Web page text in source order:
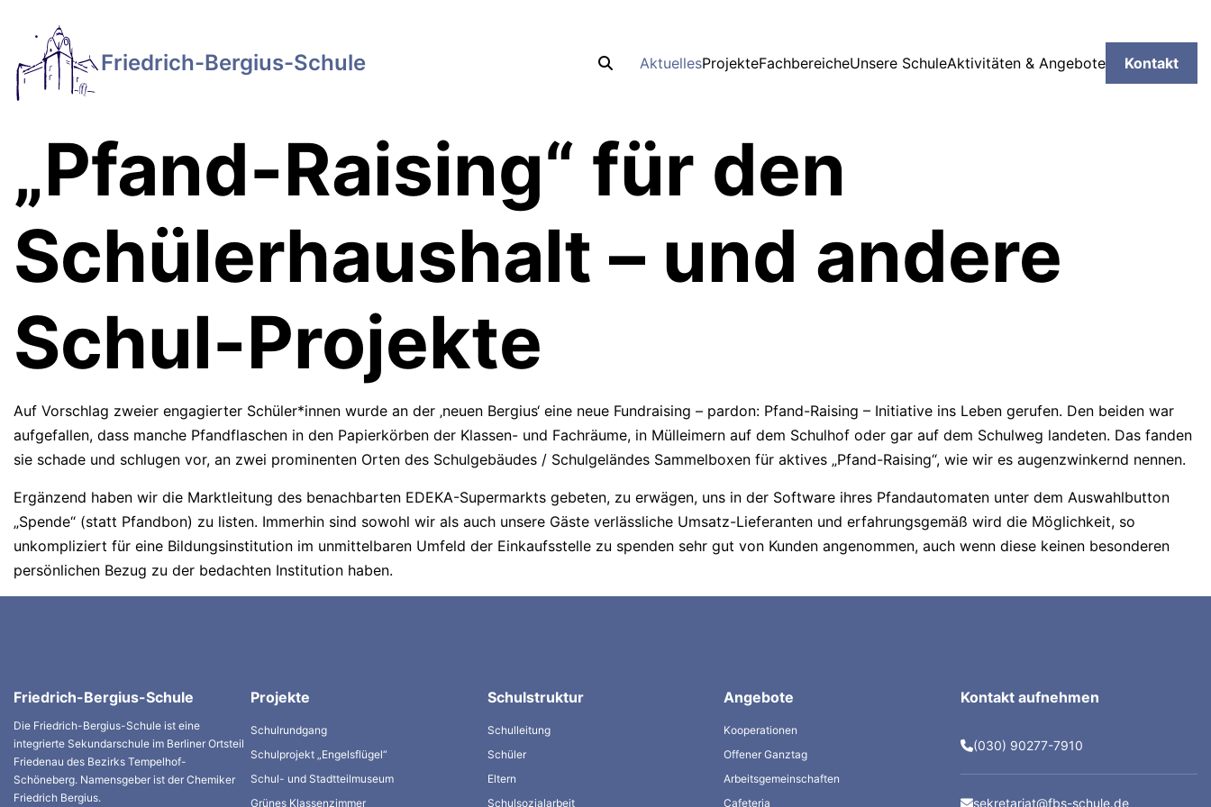
Friedrich-Bergius-Schule AktuellesProjekteFachbereicheUnsere SchuleAktivitäten & Angebote Kontakt
„Pfand-Raising“ für den
Schülerhaushalt – und andere
Schul-Projekte
Auf Vorschlag zweier engagierter Schüler*innen wurde an der ‚neuen Bergius‘ eine neue Fundraising – pardon: Pfand-Raising – Initiative ins Leben gerufen. Den beiden war
aufgefallen, dass manche Pfandflaschen in den Papierkörben der Klassen- und Fachräume, in Mülleimern auf dem Schulhof oder gar auf dem Schulweg landeten. Das fanden
sie schade und schlugen vor, an zwei prominenten Orten des Schulgebäudes / Schulgeländes Sammelboxen für aktives „Pfand-Raising“, wie wir es augenzwinkernd nennen.
Ergänzend haben wir die Marktleitung des benachbarten EDEKA-Supermarkts gebeten, zu erwägen, uns in der Software ihres Pfandautomaten unter dem Auswahlbutton
„Spende“ (statt Pfandbon) zu listen. Immerhin sind sowohl wir als auch unsere Gäste verlässliche Umsatz-Lieferanten und erfahrungsgemäß wird die Möglichkeit, so
unkompliziert für eine Bildungsinstitution im unmittelbaren Umfeld der Einkaufsstelle zu spenden sehr gut von Kunden angenommen, auch wenn diese keinen besonderen
persönlichen Bezug zu der bedachten Institution haben.
Friedrich-Bergius-Schule
Die Friedrich-Bergius-Schule ist eine
integrierte Sekundarschule im Berliner Ortsteil
Friedenau des Bezirks Tempelhof-
Schöneberg. Namensgeber ist der Chemiker
Friedrich Bergius.
Projekte
Schulrundgang
Schulprojekt „Engelsflügel“
Schul- und Stadtteilmuseum
Grünes Klassenzimmer
Schulstruktur
Schulleitung
Schüler
Eltern
Schulsozialarbeit
Angebote
Kooperationen
Offener Ganztag
Arbeitsgemeinschaften
Cafeteria
Kontakt aufnehmen
(030) 90277-7910
sekretariat@fbs-schule.de